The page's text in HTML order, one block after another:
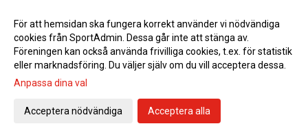
Rosengård på bortaplan 2022-05-29 19:00
Piteå och Häcken spelade oavgjort 2022-05-22 20:45
Publik-/folkfest på söndag! 2022-05-20 12:00
Bortaförlust mot Vittsjö
Bortamatch igen
För att hemsidan ska fungera korrekt använder vi nödvändiga
cookies från SportAdmin. Dessa går inte att stänga av.
Föreningen kan också använda frivilliga cookies, t.ex. för statistik
eller marknadsföring. Du väljer själv om du vill acceptera dessa.
Anpassa dina val
Acceptera nödvändiga Acceptera alla